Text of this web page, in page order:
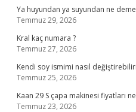
Ya huyundan ya suyundan ne
Temmuz 29, 2026
Kral kaç numara ?
Temmuz 27, 2026
Kendi soy ismimi nasıl
Temmuz 25, 2026
Kaan 29 S çapa makinesi fiyatları
Temmuz 23, 2026